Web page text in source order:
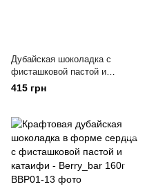
Дубайская шоколадка с
фисташковой пастой и
катаифи - Berrybar 130г
415 грн